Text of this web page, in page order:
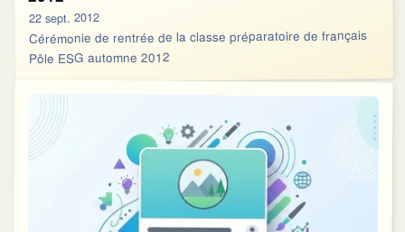
22 sept. 2012
Cérémonie de rentrée de la classe préparatoire de français
Pôle ESG automne 2012